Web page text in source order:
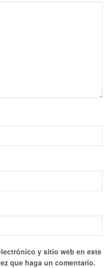
y sitio web en este
que haga un comentario.